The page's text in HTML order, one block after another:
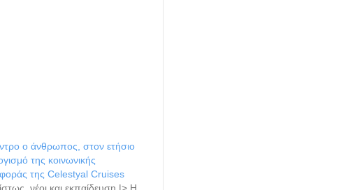
o άνθρωπος, στον ετήσιο
της κοινωνικής
της Celestyal Cruises